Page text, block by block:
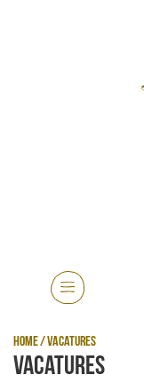
Home/Vacatures
Vacatures